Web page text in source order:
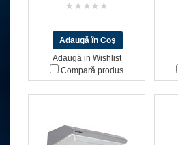
Adaugă in Wishlist
Compară produs